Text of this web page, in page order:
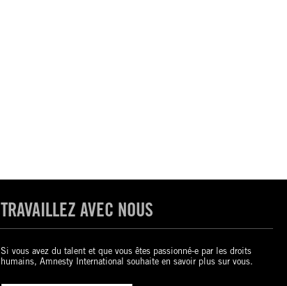
TRAVAILLEZ AVEC NOUS
Si vous avez du talent et que vous êtes passionné-e par les droits
humains, Amnesty International souhaite en savoir plus sur vous.